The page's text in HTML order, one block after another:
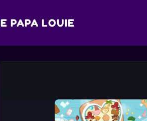
PAPA LOUIE